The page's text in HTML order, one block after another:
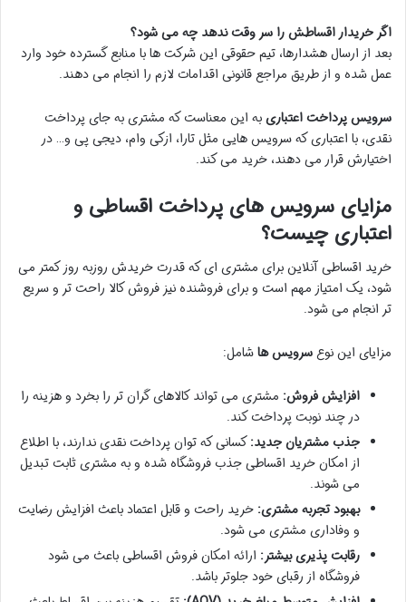
اگر خریدار اقساطش را سر وقت ندهد چه می شود؟
بعد از ارسال هشدارها، تیم حقوقی این شرکت ها با منابع گسترده خود وارد
عمل شده و از طریق مراجع قانونی اقدامات لازم را انجام می دهند.
سرویس پرداخت اعتباریبه این معناست که مشتری به جای پرداخت
نقدی، با اعتباری که سرویس هایی مثل تارا، ازکی وام، دیجی پی و… در
اختیارش قرار می دهند، خرید می کند.
مزایای سرویس های پرداخت اقساطی و
اعتباری چیست؟
خرید اقساطی آنلاین برای مشتری ای که قدرت خریدش روزبه روز کمتر می
شود، یک امتیاز مهم است و برای فروشنده نیز فروش کالا راحت تر و سریع
تر انجام می شود.
مزایای این نوعسرویس هاشامل:
افزایش فروش: مشتری می تواند کالاهای گران تر را بخرد و هزینه را
در چند نوبت پرداخت کند.
جذب مشتریان جدید:کسانی که توان پرداخت نقدی ندارند، با اطلاع
از امکان خرید اقساطی جذب فروشگاه شده و به مشتری ثابت تبدیل
می شوند.
بهبود تجربه مشتری: خرید راحت و قابل اعتماد باعث افزایش رضایت
و وفاداری مشتری می شود.
رقابت پذیری بیشتر: ارائه امکان فروش اقساطی باعث می شود
فروشگاه از رقبای خود جلوتر باشد.